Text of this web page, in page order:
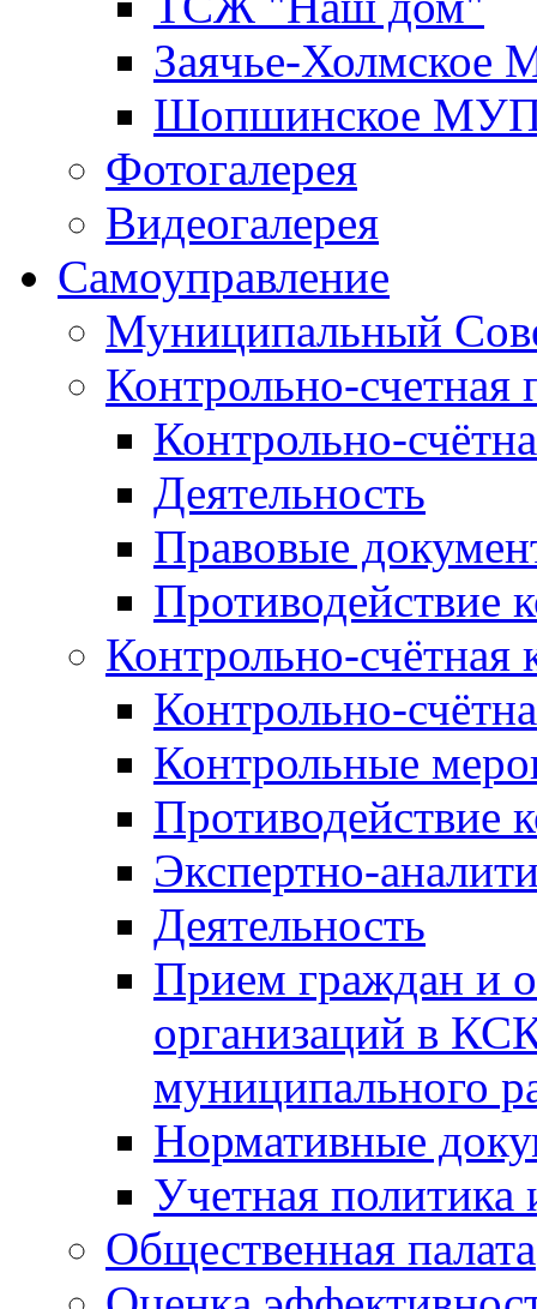
Заячье-
Шопшинское
Фотогалерея
Видеогалерея
Самоуправление
Муниципальный
Контрольно-счетная
Контрольно-
Деятельность
Правовые
Противодействие
Контрольно-счётная
Контрольно-
Контрольные
Противодействие
Экспертно-
Деятельность
Прием граждан и
организаций в
муниципального
Нормативные
Учетная политика
Общественная палата